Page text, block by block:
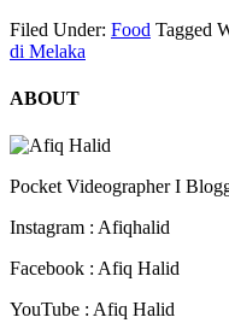
Filed Under: Food Tagged
di Melaka
ABOUT
Pocket Videographer I
Instagram : Afiqhalid
Facebook : Afiq Halid
YouTube : Afiq Halid